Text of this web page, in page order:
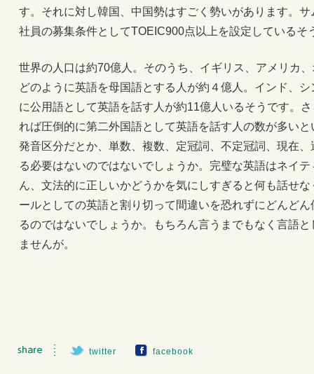
す。それに対し韓国、中国勢はすごく勢いがあります。
社員の募集条件としてTOEIC900点以上を設定しているそ
世界の人口は約70億人。そのうち、イギリス、アメリカ
どのように英語を母国語とする人が約４億人。インド、
に公用語として英語を話す人が約11億人いるそうです。
れば圧倒的に第二外国語として英語を話す人の数が多い
発音区分だとか、単数、複数、定冠詞、不定冠詞、現在
る必要はないのではないでしょうか。完璧な英語はネイ
ん、文法的に正しいかどうかを気にしすぎると何も話せ
ールとしての英語と割り切って間違いを恐れずにどんど
るのではないでしょうか。もちろん言うまでもなく言語
ませんが。
twitter facebook